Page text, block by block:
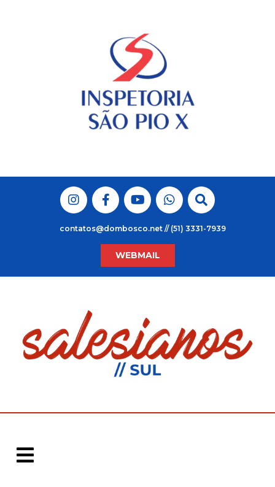
contatos@dombosco.net // (51) 3331-7939
WEBMAIL